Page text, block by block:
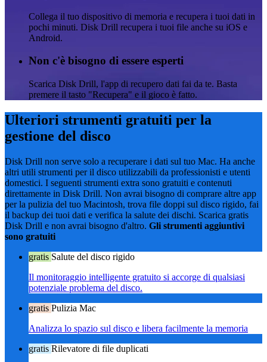
Collega il tuo dispositivo di memoria e recupera i tuoi dati in
pochi minuti. Disk Drill recupera i tuoi file anche su iOS e
Android.
Non c'è bisogno di essere esperti
Scarica Disk Drill, l'app di recupero dati fai da te. Basta
premere il tasto "Recupera" e il gioco è fatto.
Ulteriori strumenti gratuiti per la
gestione del disco
Disk Drill non serve solo a recuperare i dati sul tuo Mac. Ha anche
altri utili strumenti per il disco utilizzabili da professionisti e utenti
domestici. I seguenti strumenti extra sono gratuiti e contenuti
direttamente in Disk Drill. Non avrai bisogno di comprare altre app
per la pulizia del tuo Macintosh, trova file doppi sul disco rigido, fai
il backup dei tuoi dati e verifica la salute dei dischi. Scarica gratis
Disk Drill e non avrai bisogno d'altro. Gli strumenti aggiuntivi
sono gratuiti
gratis Salute del disco rigido
Il monitoraggio intelligente gratuito si accorge di qualsiasi
potenziale problema del disco.
gratis Pulizia Mac
Analizza lo spazio sul disco e libera facilmente la memoria
gratis Rilevatore di file duplicati